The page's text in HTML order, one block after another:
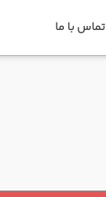
تماس با ما